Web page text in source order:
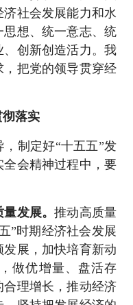
社会发展能力和水
想、统一意志、统
创新创造活力。我
把党的领导贯穿经
落实
制定好“十五五”发
全会精神过程中，要
量发展。推动高质量
”时期经济社会发展
展，加快培育新动
做优增量、盘活存
理增长，推动经济